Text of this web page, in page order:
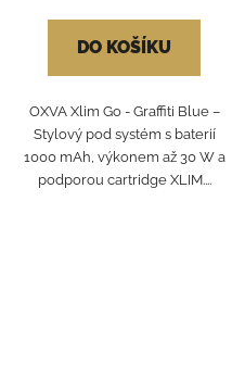
DO KOŠÍKU
OXVA Xlim Go - Graffiti Blue –
Stylový pod systém s baterií
1000 mAh, výkonem až 30 W a
podporou cartridge XLIM....